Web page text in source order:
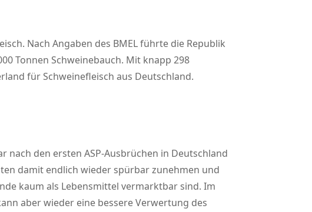
Nach Angaben des BMEL führte die Republik
Tonnen Schweinebauch. Mit knapp 298
für Schweinefleisch aus Deutschland.
nach den ersten ASP-Ausbrüchen in Deutschland
damit endlich wieder spürbar zunehmen und
kaum als Lebensmittel vermarktbar sind. Im
aber wieder eine bessere Verwertung des